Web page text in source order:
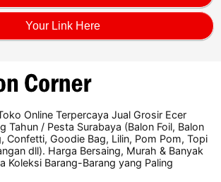
Your Link Here
Online Terpercaya Jual Grosir Ecer
Tahun / Pesta Surabaya (Balon Foil, Balon
Confetti, Goodie Bag, Lilin, Pom Pom, Topi
dll). Harga Bersaing, Murah & Banyak
Koleksi Barang-Barang yang Paling